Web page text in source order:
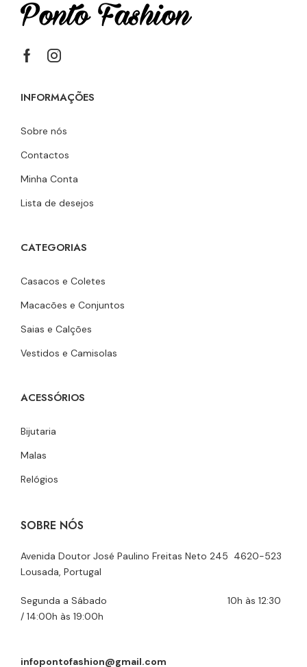
INFORMAÇÕES
Sobre nós
Contactos
Minha Conta
Lista de desejos
CATEGORIAS
Casacos e Coletes
Macacões e Conjuntos
Saias e Calções
Vestidos e Camisolas
ACESSÓRIOS
Bijutaria
Malas
Relógios
SOBRE NÓS
Avenida Doutor José Paulino Freitas Neto 245 4620-523
Lousada, Portugal
Segunda a Sábado 10h às 12:30
/ 14:00h às 19:00h
infopontofashion@gmail.com